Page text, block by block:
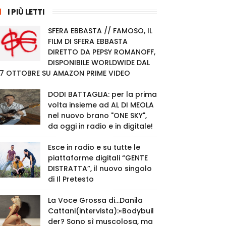
I PIÙ LETTI
SFERA EBBASTA // FAMOSO, IL
FILM DI SFERA EBBASTA
DIRETTO DA PEPSY ROMANOFF,
DISPONIBILE WORLDWIDE DAL
OTTOBRE SU AMAZON PRIME VIDEO
DODI BATTAGLIA: per la prima
volta insieme ad AL DI MEOLA
nel nuovo brano "ONE SKY",
da oggi in radio e in digitale!
Esce in radio e su tutte le
piattaforme digitali “GENTE
DISTRATTA”, il nuovo singolo
di Il Pretesto
La Voce Grossa di…Danila
Cattani(intervista):«Bodybuil
der? Sono sì muscolosa, ma